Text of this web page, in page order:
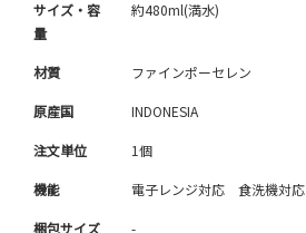
サイズ・容
量
約480ml(満水)
材質 ファインポーセレン
原産国 INDONESIA
注文単位 1個
機能 電子レンジ対応 食洗機対応
梱包サイズ -